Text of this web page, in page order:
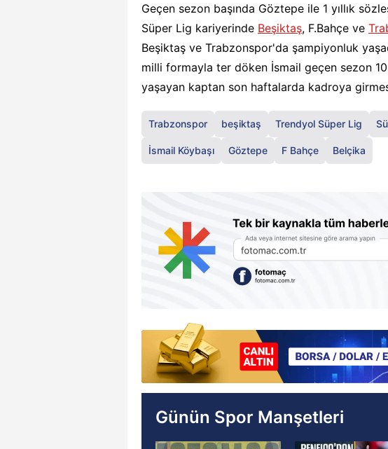
Geçen sezon başında Göztepe ile 1 yıllık
Süper Lig kariyerinde Beşiktaş, F.Bahçe ve
Beşiktaş ve Trabzonspor'da şampiyonluk
milli formayla ter döken İsmail geçen sezon
yaşayan kaptan son haftalarda kadroya
Trabzonspor beşiktaş Trendyol Süper Lig
İsmail Köybaşı Göztepe F Bahçe Belçika
Günün Spor Manşetleri